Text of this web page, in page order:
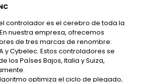
controlador es el cerebro de toda la
nuestra empresa, ofrecemos
de tres marcas de renombre:
y Cybelec. Estos controladores se
los Países Bajos, Italia y Suiza,
optimiza el ciclo de plegado,